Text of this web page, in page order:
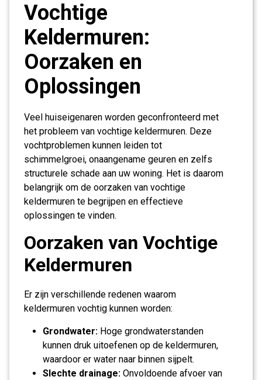
Vochtige
Keldermuren:
Oorzaken en
Oplossingen
Veel huiseigenaren worden geconfronteerd met
het probleem van vochtige keldermuren. Deze
vochtproblemen kunnen leiden tot
schimmelgroei, onaangename geuren en zelfs
structurele schade aan uw woning. Het is daarom
belangrijk om de oorzaken van vochtige
keldermuren te begrijpen en effectieve
oplossingen te vinden.
Oorzaken van Vochtige
Keldermuren
Er zijn verschillende redenen waarom
keldermuren vochtig kunnen worden:
Grondwater: Hoge grondwaterstanden
kunnen druk uitoefenen op de keldermuren,
waardoor er water naar binnen sijpelt.
Slechte drainage: Onvoldoende afvoer van